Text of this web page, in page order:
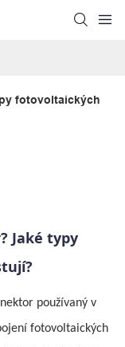
fotovoltaických
Jaké typy
používaný v
fotovoltaických